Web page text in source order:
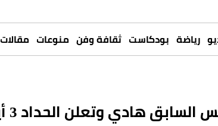
رياضة بودكاست ثقافة وفن منوعات مقالات
هادي وتعلن الحداد 3 أيام